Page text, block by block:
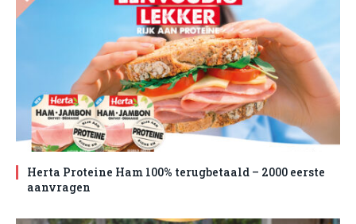
Herta Proteine Ham 100% terugbetaald – 2000 eerste
aanvragen